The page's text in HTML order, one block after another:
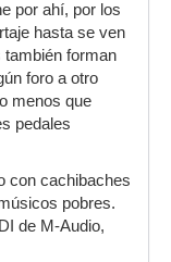
por ahí, por los
hasta se ven
también forman
foro a otro
menos que
pedales
con cachibaches
pobres.
de M-Audio,